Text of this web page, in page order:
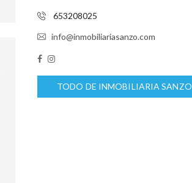
653208025
info@inmobiliariasanzo.com
TODO DE INMOBILIARIA SANZO